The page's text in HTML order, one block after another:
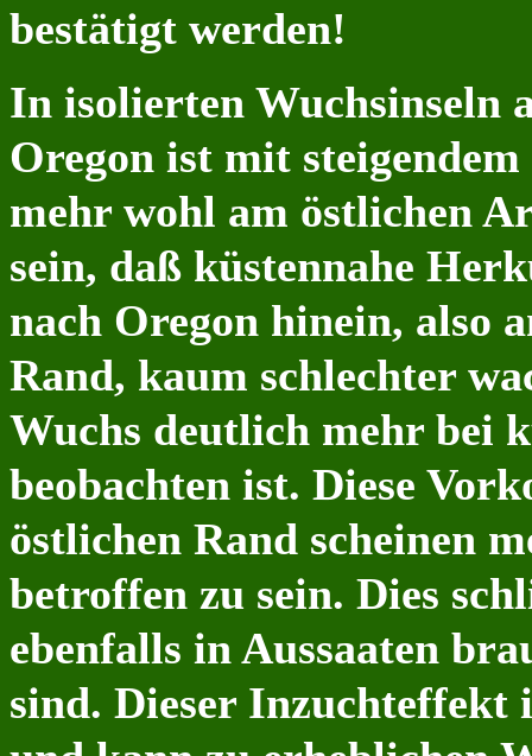
bestätigt werden!
In isolierten
Oregon ist mit
mehr wohl am östlichen
sein, daß küstennahe
nach Oregon hinein, also
Rand, kaum schlechter
Wuchs deutlich mehr bei
beobachten ist. Diese
östlichen Rand scheinen
betroffen zu sein. Dies
ebenfalls in Aussaaten
sind. Dieser Inzuchteffekt